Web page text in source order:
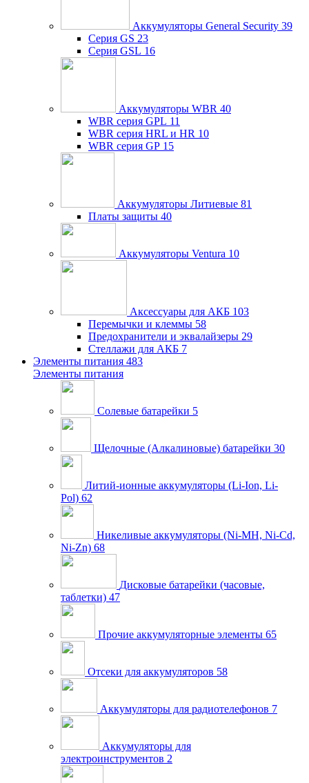
Аккумуляторы General Security 39
Серия GS 23
Серия GSL 16
Аккумуляторы WBR 40
WBR серия GPL 11
WBR серия HRL и HR 10
WBR серия GP 15
Аккумуляторы Литиевые 81
Платы защиты 40
Аккумуляторы Ventura 10
Аксессуары для АКБ 103
Перемычки и клеммы 58
Предохранители и эквалайзеры 29
Стеллажи для АКБ 7
Элементы питания 483
Элементы питания
Солевые батарейки 5
Щелочные (Алкалиновые) батарейки 30
Литий-ионные аккумуляторы (Li-Ion, Li-
Pol) 62
Никеливые аккумуляторы (Ni-MH, Ni-Cd,
Ni-Zn) 68
Дисковые батарейки (часовые,
таблетки) 47
Прочие аккумуляторные элементы 65
Отсеки для аккумуляторов 58
Аккумуляторы для радиотелефонов 7
Аккумуляторы для
электроинструментов 2